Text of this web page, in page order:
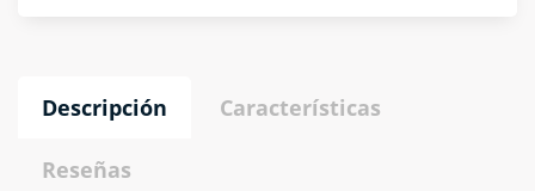
Descripción Características
Reseñas